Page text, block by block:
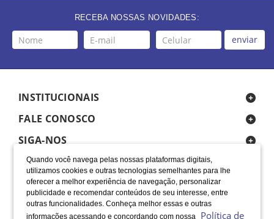
Quando você navega pelas nossas plataformas digitais,
utilizamos cookies e outras tecnologias semelhantes para lhe
oferecer a melhor experiência de navegação, personalizar
publicidade e recomendar conteúdos de seu interesse, entre
outras funcionalidades. Conheça melhor essas e outras
informações acessando e concordando com nossa
Política de
RECEBA NOSSAS NOVIDADES:
enviar
INSTITUCIONAIS
FALE CONOSCO
SIGA-NOS